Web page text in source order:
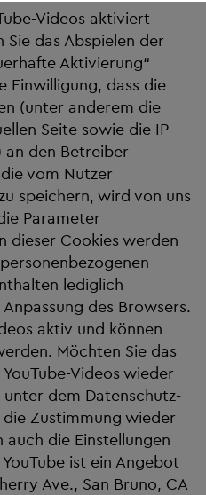
Videos aktiviert
das Abspielen der
Aktivierung“
Einwilligung, dass die
(unter anderem die
Seite sowie die IP-
an den Betreiber
vom Nutzer
speichern, wird von uns
Parameter
dieser Cookies werden
lediglich
des Browsers.
aktiv und können
Möchten Sie das
Videos wieder
dem Datenschutz-
Zustimmung wieder
die Einstellungen
ist ein Angebot
Ave., San Bruno, CA